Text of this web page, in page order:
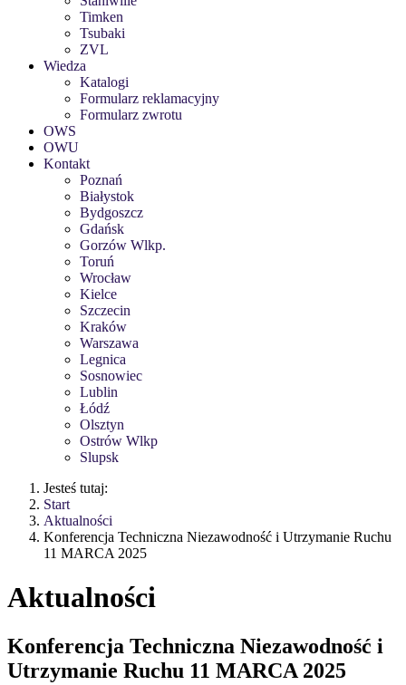
Timken
Tsubaki
ZVL
Wiedza
Katalogi
Formularz reklamacyjny
Formularz zwrotu
OWS
OWU
Kontakt
Poznań
Białystok
Bydgoszcz
Gdańsk
Gorzów Wlkp.
Toruń
Wrocław
Kielce
Szczecin
Kraków
Warszawa
Legnica
Sosnowiec
Lublin
Łódź
Olsztyn
Ostrów Wlkp
Slupsk
Jesteś tutaj:
Start
Aktualności
Konferencja Techniczna Niezawodność i Utrzymanie Ruchu
11 MARCA 2025
Aktualności
Konferencja Techniczna Niezawodność i
Utrzymanie Ruchu 11 MARCA 2025